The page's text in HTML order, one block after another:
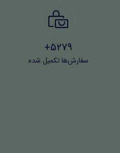
5279+
سفارش‌ها تکمیل شده